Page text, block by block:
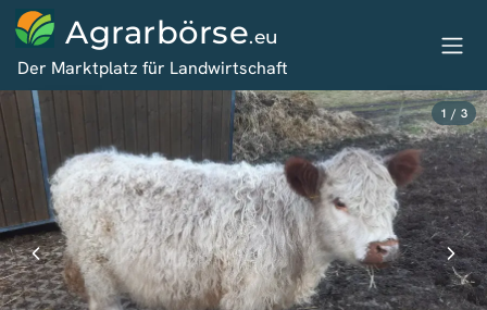
Agrarbörse.eu
Der Marktplatz für Landwirtschaft
1 / 3